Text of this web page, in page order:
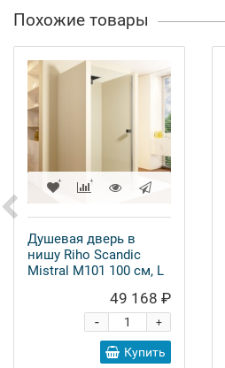
Похожие товары
Душевая дверь в
нишу Riho Scandic
Mistral M101 100 см, L
49 168 ₽
+
-
Купить